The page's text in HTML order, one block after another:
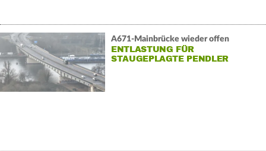
A671-Mainbrücke wieder offen
ENTLASTUNG FÜR
STAUGEPLAGTE PENDLER